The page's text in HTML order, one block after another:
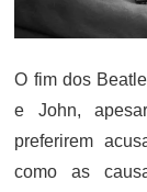
O fim dos
e John,
preferirem
como as